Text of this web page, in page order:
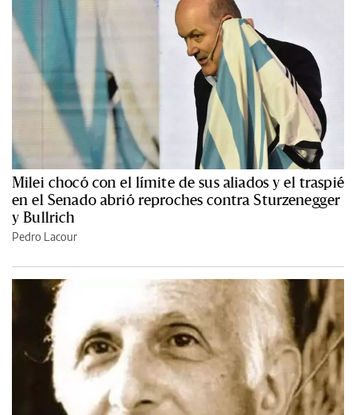
Milei chocó con el límite de sus aliados y el traspié
en el Senado abrió reproches contra Sturzenegger
y Bullrich
Pedro Lacour